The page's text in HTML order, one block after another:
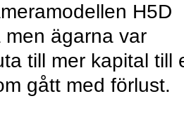
H5D
ägarna var
till mer kapital till
gått med förlust.